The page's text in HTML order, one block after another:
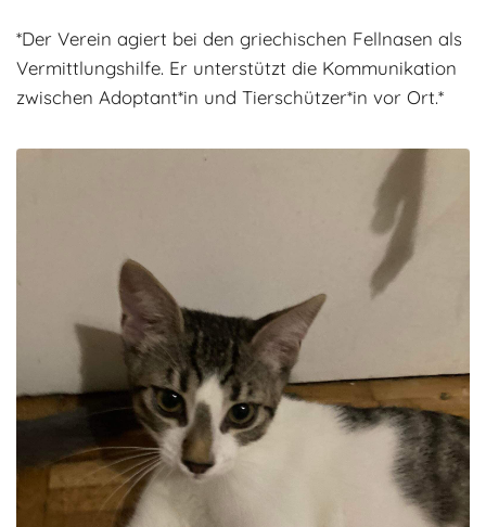
*Der Verein agiert bei den griechischen Fellnasen als
Vermittlungshilfe. Er unterstützt die Kommunikation
zwischen Adoptant*in und Tierschützer*in vor Ort.*